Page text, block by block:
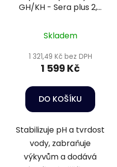
GH/KH - Sera plus 2,5
Skladem
1 321,49 Kč bez DPH
1 599 Kč
DO KOŠÍKU
Stabilizuje pH a tvrdost
vody, zabraňuje
výkyvům a dodává